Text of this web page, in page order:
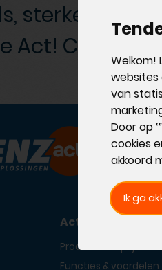
Welkom!
websites
van
Door op
cookies
akkoord
Ik ga
sterkere
Act! CRM je
Act! CRM
Producten & prijzen
Functies & voordelen